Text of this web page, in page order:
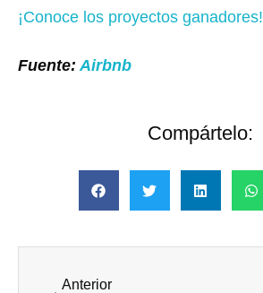
¡Conoce los proyectos ganadores!
Fuente:Airbnb
Compártelo:
Anterior